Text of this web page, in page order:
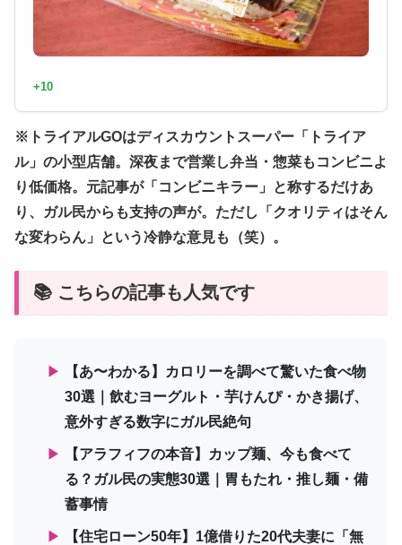
+10
※トライアルGOはディスカウントスーパー「トライア
ル」の小型店舗。深夜まで営業し弁当・惣菜もコンビニよ
り低価格。元記事が「コンビニキラー」と称するだけあ
り、ガル民からも支持の声が。ただし「クオリティはそん
な変わらん」という冷静な意見も（笑）。
📚 こちらの記事も人気です
▶
【あ〜わかる】カロリーを調べて驚いた食べ物
30選｜飲むヨーグルト・芋けんぴ・かき揚げ、
意外すぎる数字にガル民絶句
▶
【アラフィフの本音】カップ麺、今も食べて
る？ガル民の実態30選｜胃もたれ・推し麺・備
蓄事情
▶
【住宅ローン50年】1億借りた20代夫妻に「無